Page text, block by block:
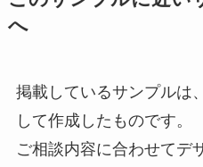
へ
掲載しているサンプルは
して作成したものです。
ご相談内容に合わせてデ